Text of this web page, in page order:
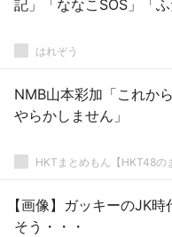
記」「ななこSOS」「
はれぞう
NMB山本彩加「これか
やらかしません」
HKTまとめもん【HKT48の
【画像】ガッキーのJK
そう・・・